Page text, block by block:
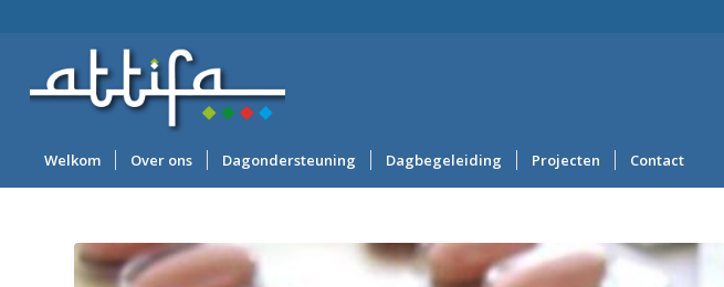
Welkom Over ons Dagondersteuning Dagbegeleiding Projecten Contact